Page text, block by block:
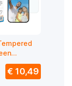
14
€ 10,49